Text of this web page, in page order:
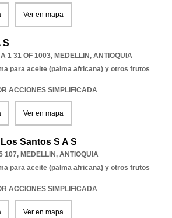
Ver en mapa
S
1 31 OF 1003, MEDELLIN, ANTIOQUIA
para aceite (palma africana) y otros frutos
ACCIONES SIMPLIFICADA
Ver en mapa
Santos S A S
107, MEDELLIN, ANTIOQUIA
para aceite (palma africana) y otros frutos
ACCIONES SIMPLIFICADA
Ver en mapa